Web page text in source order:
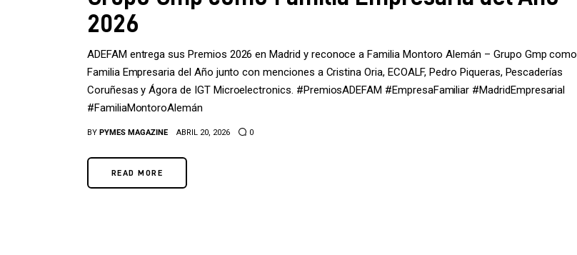
2026
ADEFAM entrega sus Premios 2026 en Madrid y reconoce a Familia Montoro Alemán – Grupo Gmp como
Familia Empresaria del Año junto con menciones a Cristina Oria, ECOALF, Pedro Piqueras, Pescaderías
Coruñesas y Ágora de IGT Microelectronics. #PremiosADEFAM #EmpresaFamiliar #MadridEmpresarial
#FamiliaMontoroAlemán
BY PYMES MAGAZINE ABRIL 20, 2026 0
READ MORE